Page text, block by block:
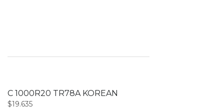
C 1000R20 TR78A KOREAN
$19.635